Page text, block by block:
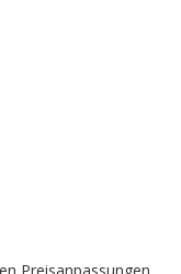
Preisanpassungen.